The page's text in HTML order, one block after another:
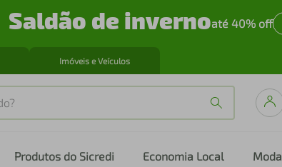
Saldão de invernoaté 40% off
Imóveis e Veículos
Produtos do Sicredi Economia Local Moda